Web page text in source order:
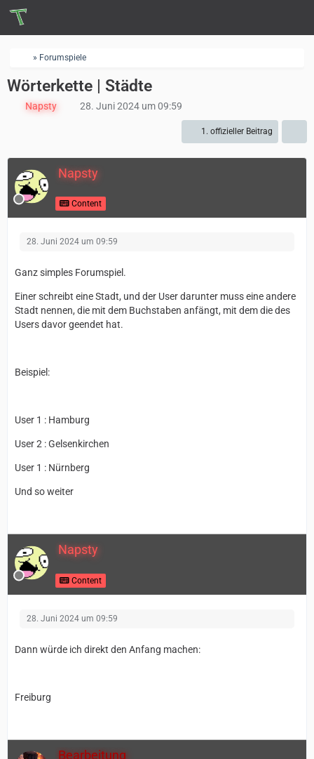
» Forumspiele
Wörterkette | Städte
Napsty 28. Juni 2024 um 09:59
1. offizieller Beitrag
Napsty
Content
28. Juni 2024 um 09:59
Ganz simples Forumspiel.
Einer schreibt eine Stadt, und der User darunter muss eine andere
Stadt nennen, die mit dem Buchstaben anfängt, mit dem die des
Users davor geendet hat.
Beispiel:
User 1 : Hamburg
User 2 : Gelsenkirchen
User 1 : Nürnberg
Und so weiter
Napsty
Content
28. Juni 2024 um 09:59
Dann würde ich direkt den Anfang machen:
Freiburg
Bearbeitung